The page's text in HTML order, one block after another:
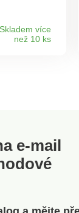
7
Skladem více
než 10 ks
e-mail